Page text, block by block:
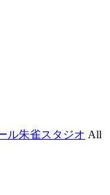
ル朱雀スタジオ All